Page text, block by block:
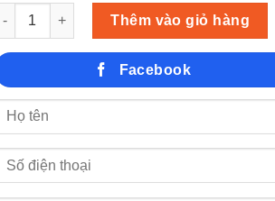
Số lượng
Thêm vào giỏ hàng
Facebook